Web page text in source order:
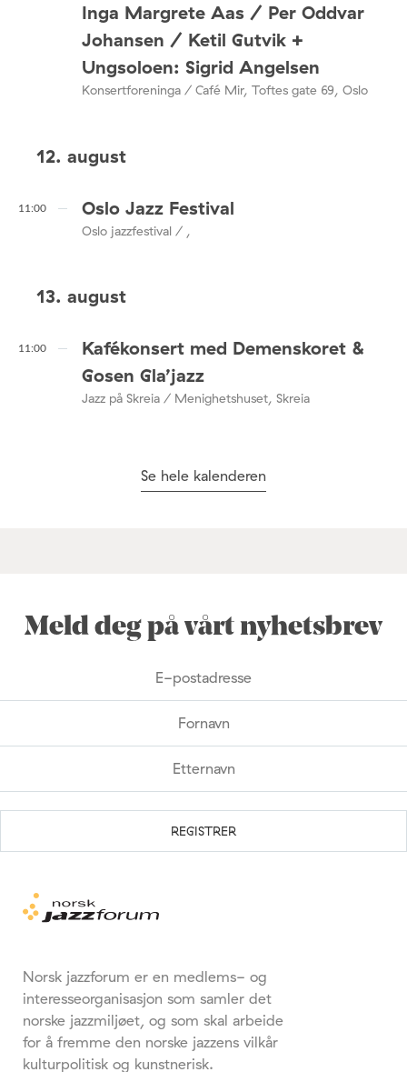
Inga Margrete Aas / Per Oddvar
Johansen / Ketil Gutvik +
Ungsoloen: Sigrid Angelsen
Konsertforeninga / Café Mir, Toftes gate 69, Oslo
12. august
11:00 Oslo Jazz Festival
Oslo jazzfestival / ,
13. august
11:00
Kafékonsert med Demenskoret &
Gosen Gla’jazz
Jazz på Skreia / Menighetshuset, Skreia
Se hele kalenderen
Meld deg på vårt nyhetsbrev
Norsk jazzforum er en medlems- og
interesseorganisasjon som samler det
norske jazzmiljøet, og som skal arbeide
for å fremme den norske jazzens vilkår
kulturpolitisk og kunstnerisk.